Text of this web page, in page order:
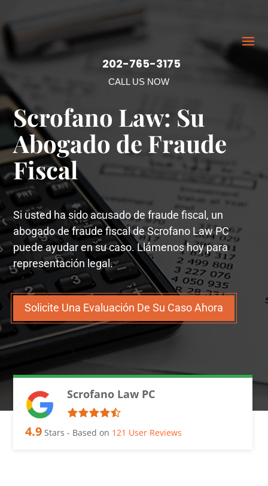
202-765-3175
CALL US NOW
Scrofano Law: Su
Abogado de Fraude
Fiscal
Si usted ha sido acusado de fraude fiscal, un
abogado de fraude fiscal de Scrofano Law PC
puede ayudar en su caso. Llámenos hoy para
representación legal.
Solicite Una Evaluación De Su Caso Ahora
Scrofano Law PC
4.9 Stars - Based on 121 User Reviews